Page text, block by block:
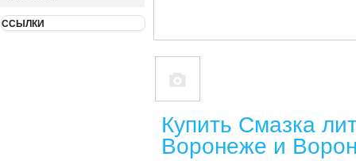
ССЫЛКИ
Купить Смазка
Воронеже и